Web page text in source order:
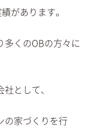
があります。
多くのOBの方々に
として、
の家づくりを行